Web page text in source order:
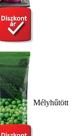
Mélyhűtött